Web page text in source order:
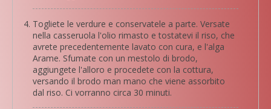
Togliete le verdure e conservatele a parte. Versate
nella casseruola l'olio rimasto e tostatevi il riso, che
avrete precedentemente lavato con cura, e l'alga
Arame. Sfumate con un mestolo di brodo,
aggiungete l'alloro e procedete con la cottura,
versando il brodo man mano che viene assorbito
dal riso. Ci vorranno circa 30 minuti.